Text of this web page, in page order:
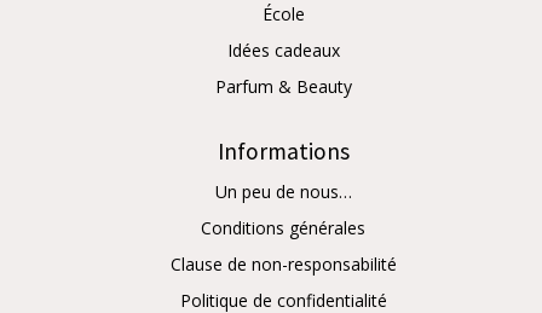
École
Idées cadeaux
Parfum & Beauty
Informations
Un peu de nous…
Conditions générales
Clause de non-responsabilité
Politique de confidentialité